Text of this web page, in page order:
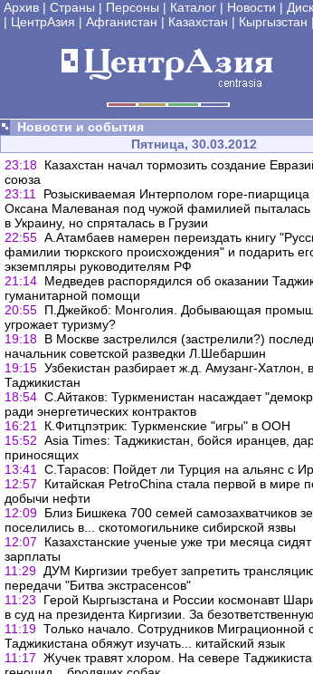
Архив | Страны | Персоны | Каталог | Новости |
| ЦентрАзия | Афганистан | Казахстан | Кыргызстан |
Новости и события
Пятница, 30.03.2012
23:18 Казахстан начал тормозить создание
союза
23:11
Розыскиваемая Интерполом горе-пиарщица
Оксана Малеваная под чужой фамилией пыталась
в Украину, но спряталась в Грузии
22:55 А.Атамбаев намерен переиздать книгу
фамилии тюркского происхождения" и подарить
экземпляры руководителям РФ
21:14 Медведев распорядился об оказании
гуманитарной помощи
20:55 П.Джейкоб: Монголия. Добывающая
угрожает туризму?
19:18 В Москве застрелился (застрелили?)
начальник советской разведки Л.Шебаршин
19:15 Узбекистан разбирает ж.д. Амузанг-Хатлон,
Таджикистан
18:54 С.Айтаков: Туркменистан насаждает
ради энергетических контрактов
16:21
К.Фитцпэтрик: Туркменские "игры" в ООН
15:52 Asia Times: Таджикистан, бойся иранцев,
приносящих
13:41
С.Тарасов: Пойдет ли Турция на альянс с
12:57
Китайская PetroChina стала первой в мире
добычи нефти
12:09 Близ Бишкека 700 семей самозахватчиков
поселились в... скотомогильнике сибирской язвы
12:07
Казахстанские ученые уже три месяца
зарплаты
11:29 ДУМ Киргизии требует запретить
передачи "Битва экстрасенсов"
11:23
Герой Кыргызстана и России космонавт
в суд на президента Киргизии. За
11:19 Только начало. Сотрудников Миграционной
Таджикистана обяжут изучать... китайский язык
11:17 Жучек травят хлором. На севере